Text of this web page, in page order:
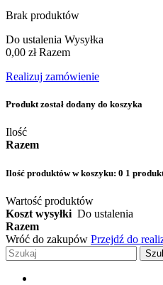
Brak produktów
Do ustalenia Wysyłka
0,00 zł Razem
Realizuj zamówienie
Produkt został dodany do koszyka
Ilość
Razem
Ilość produktów w koszyku: 0 1
Wartość produktów
Koszt wysyłki Do ustalenia
Razem
Wróć do zakupów Przejdź do